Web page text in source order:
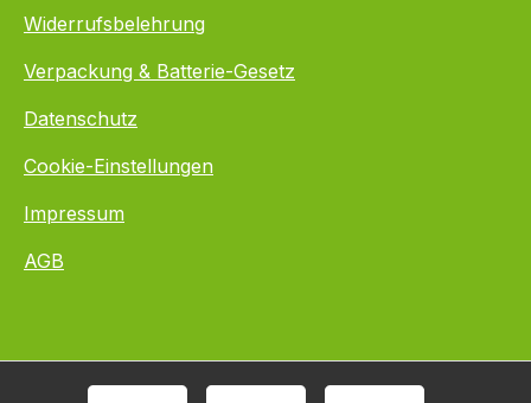
Widerrufsbelehrung
Verpackung & Batterie-Gesetz
Datenschutz
Cookie-Einstellungen
Impressum
AGB